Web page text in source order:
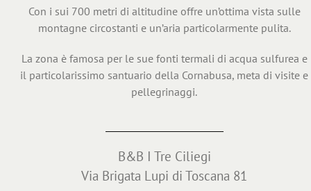
Con i sui 700 metri di altitudine offre un’ottima vista sulle
montagne circostanti e un’aria particolarmente pulita.
La zona è famosa per le sue fonti termali di acqua sulfurea e
il particolarissimo santuario della Cornabusa, meta di visite e
pellegrinaggi.
B&B I Tre Ciliegi
Via Brigata Lupi di Toscana 81